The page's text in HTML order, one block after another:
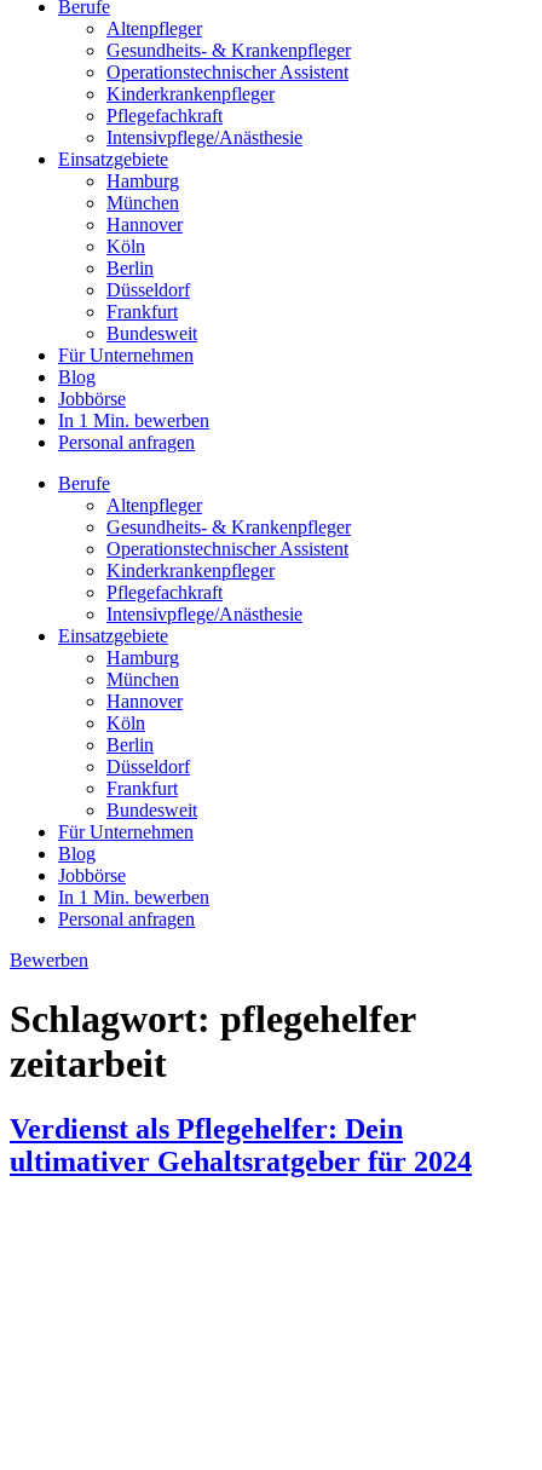
Berufe
Altenpfleger
Gesundheits- & Krankenpfleger
Operationstechnischer Assistent
Kinderkrankenpfleger
Pflegefachkraft
Intensivpflege/Anästhesie
Einsatzgebiete
Hamburg
München
Hannover
Köln
Berlin
Düsseldorf
Frankfurt
Bundesweit
Für Unternehmen
Blog
Jobbörse
In 1 Min. bewerben
Personal anfragen
Berufe
Altenpfleger
Gesundheits- & Krankenpfleger
Operationstechnischer Assistent
Kinderkrankenpfleger
Pflegefachkraft
Intensivpflege/Anästhesie
Einsatzgebiete
Hamburg
München
Hannover
Köln
Berlin
Düsseldorf
Frankfurt
Bundesweit
Für Unternehmen
Blog
Jobbörse
In 1 Min. bewerben
Personal anfragen
Bewerben
Schlagwort: pflegehelfer
zeitarbeit
Verdienst als Pflegehelfer: Dein
ultimativer Gehaltsratgeber für 2024